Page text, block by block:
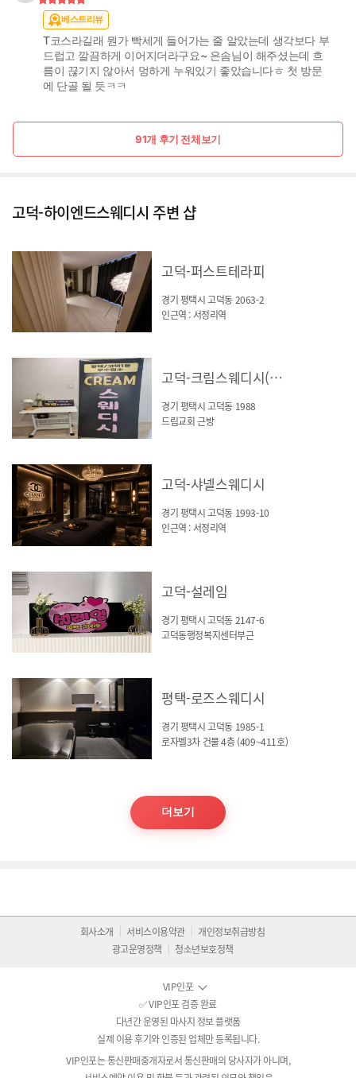
베스트리뷰
T코스라길래 뭔가 빡세게 들어가는 줄 알았는데 생각보다 부
드럽고 깔끔하게 이어지더라구요~ 은솜님이 해주셨는데 흐
름이 끊기지 않아서 멍하게 누워있기 좋았습니다ㅎ 첫 방문
에 단골 될 듯ㅋㅋ
91개 후기 전체보기
고덕-하이엔드스웨디시 주변 샵
고덕-퍼스트테라피
경기 평택시 고덕동 2063-2
인근역 : 서정리역
고덕-크림스웨디시(평택)
경기 평택시 고덕동 1988
드림교회 근방
고덕-샤넬스웨디시
경기 평택시 고덕동 1993-10
인근역 : 서정리역
고덕-설레임
경기 평택시 고덕동 2147-6
고덕동행정복지센터부근
평택-로즈스웨디시
경기 평택시 고덕동 1985-1
로자벨3차 건물 4층 (409~411호)
더보기
회사소개 서비스이용약관
개인정보취급방침
광고운영정책
청소년보호정책
VIP인포
✅ VIP인포 검증 완료
다년간 운영된 마사지 정보 플랫폼
실제 이용 후기와 인증된 업체만 등록됩니다.
VIP인포는 통신판매중개자로서 통신판매의 당사자가 아니며,